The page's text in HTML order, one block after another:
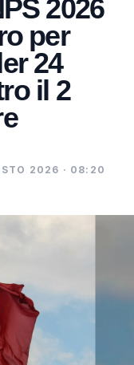
2026
per
24
il 2
2026 · 08:20